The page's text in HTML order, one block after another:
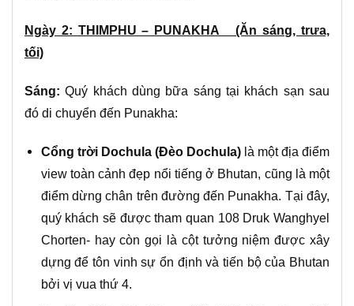
Ngày 2: THIMPHU – PUNAKHA (Ăn sáng, trưa,
tối)
Sáng:Quý khách dùng bữa sáng tại khách sạn sau
đó di chuyển đến Punakha:
Cổng trời Dochula (Đèo Dochula)là một địa điểm
view toàn cảnh đẹp nổi tiếng ở Bhutan, cũng là một
điểm dừng chân trên đường đến Punakha. Tại đây,
quý khách sẽ được tham quan 108 Druk Wanghyel
Chorten- hay còn gọi là cột tưởng niệm được xây
dựng để tôn vinh sự ổn định và tiến bộ của Bhutan
bởi vị vua thứ 4.